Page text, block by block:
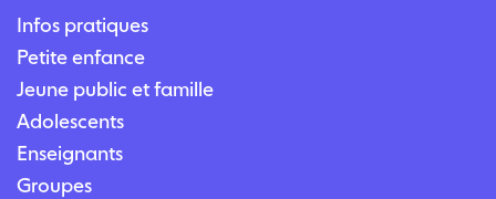
Infos pratiques
Petite enfance
Jeune public et famille
Adolescents
Enseignants
Groupes